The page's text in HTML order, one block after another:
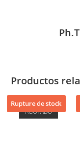
Productos
Rupture de stock
AGOTADO